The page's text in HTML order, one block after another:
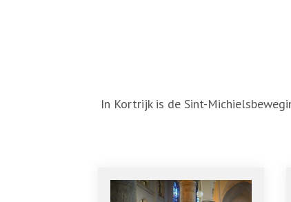
In Kortrijk is de Sint-